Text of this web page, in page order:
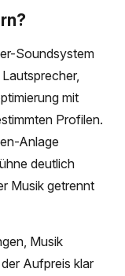
Soundsystem
mit
Profilen.
Anlage
deutlich
Musik getrennt
Musik
Aufpreis klar